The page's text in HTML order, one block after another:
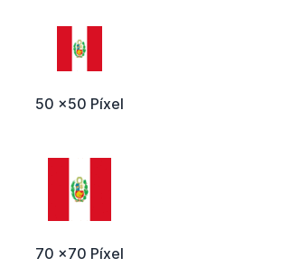
50 x50 Píxel
70 x70 Píxel